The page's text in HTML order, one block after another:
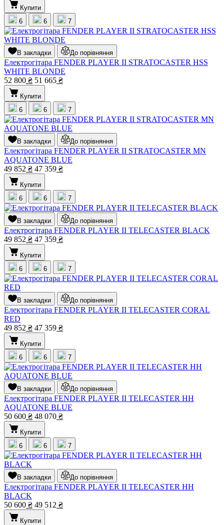
Купити
6
6 7
В закладки До порівняння
Електрогітара FENDER PLAYER II STRATOCASTER HSS
WHITE BLONDE
52 800 ₴ 51 665 ₴
Купити
6
6 7
В закладки До порівняння
Електрогітара FENDER PLAYER II STRATOCASTER MN
AQUATONE BLUE
49 852 ₴ 47 359 ₴
Купити
6
6 7
В закладки До порівняння
Електрогітара FENDER PLAYER II TELECASTER BLACK
49 852 ₴ 47 359 ₴
Купити
6
6 7
В закладки До порівняння
Електрогітара FENDER PLAYER II TELECASTER CORAL
RED
49 852 ₴ 47 359 ₴
Купити
6
6 7
В закладки До порівняння
Електрогітара FENDER PLAYER II TELECASTER HH
AQUATONE BLUE
50 600 ₴ 48 070 ₴
Купити
6
6 7
В закладки До порівняння
Електрогітара FENDER PLAYER II TELECASTER HH
BLACK
50 600 ₴ 49 512 ₴
Купити